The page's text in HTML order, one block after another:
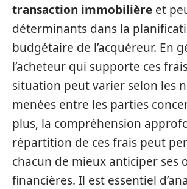
transaction immobilière et
déterminants dans la
budgétaire de l’acquéreur. En
l’acheteur qui supporte ces
situation peut varier selon les
menées entre les parties
plus, la compréhension
répartition de ces frais peut
chacun de mieux anticiper ses
financières. Il est essentiel